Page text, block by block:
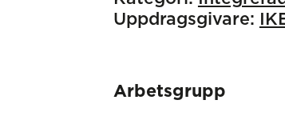
Uppdragsgivare:
Arbetsgrupp